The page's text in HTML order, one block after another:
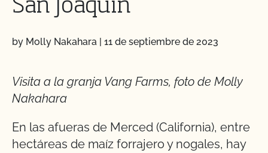
San Joaquín
by Molly Nakahara | 11 de septiembre de 2023
Visita a la granja Vang Farms, foto de Molly
Nakahara
En las afueras de Merced (California), entre
hectáreas de maíz forrajero y nogales, hay